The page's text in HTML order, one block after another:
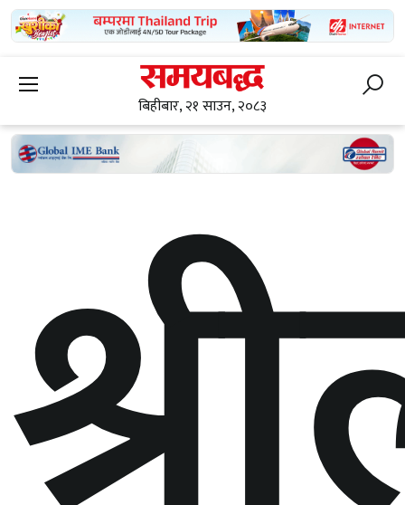
बिहीबार, २१ साउन, २०८३